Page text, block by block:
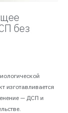
без
изготавливается
— ДСП и